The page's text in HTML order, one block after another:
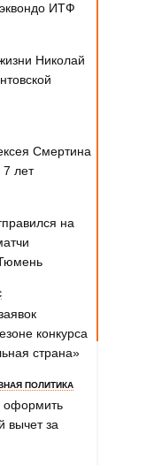
ИТФ
Николай
Смертина
7 лет
на
конкурса
страна»
ПОЛИТИКА
оформить
вычет за